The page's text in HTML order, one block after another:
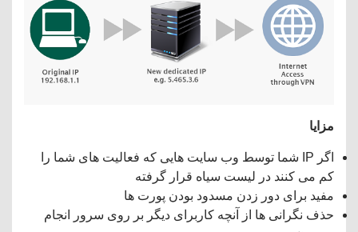
مزایا
اگر IP شما توسط وب سایت هایی که فعالیت های شما را
کم می کنند در لیست سیاه قرار گرفته
مفید برای دور زدن مسدود بودن پورت ها
حذف نگرانی ها از آنچه کاربرای دیگر بر روی سرور انجام